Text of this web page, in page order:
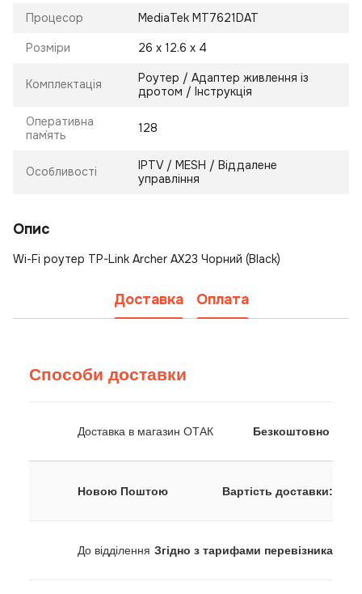
Процесор MediaTek MT7621DAT
Розміри 26 x 12.6 x 4
Комплектація
Роутер / Адаптер живлення із
дротом / Інструкція
Оперативна
пам`ять
128
Особливості
IPTV / MESH / Віддалене
управління
Опис
Wi-Fi роутер TP-Link Archer AX23 Чорний (Black)
Доставка Оплата
Способи доставки
Доставка в магазин ОТАК Безкоштовно
Новою Поштою Вартість доставки:
До відділення Згідно з тарифами перевізника